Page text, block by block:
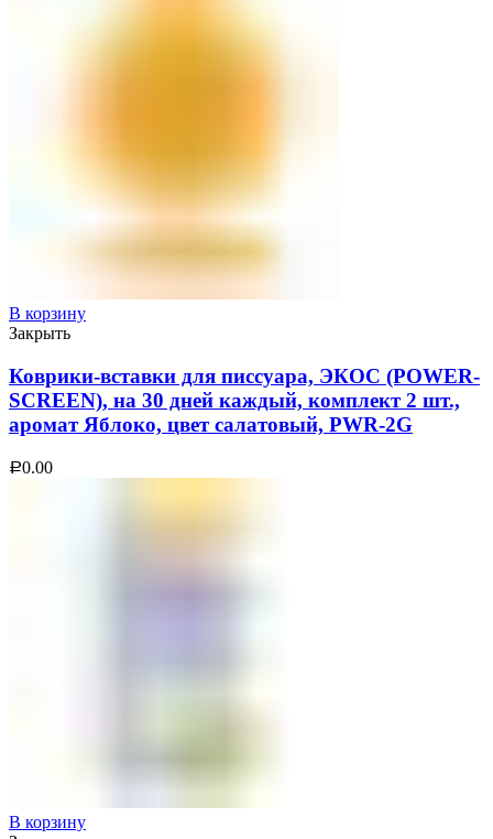
В корзину
Закрыть
Коврики-вставки для писсуара, ЭКОС (POWER-
SCREEN), на 30 дней каждый, комплект 2 шт.,
аромат Яблоко, цвет салатовый, PWR-2G
Р0.00
В корзину